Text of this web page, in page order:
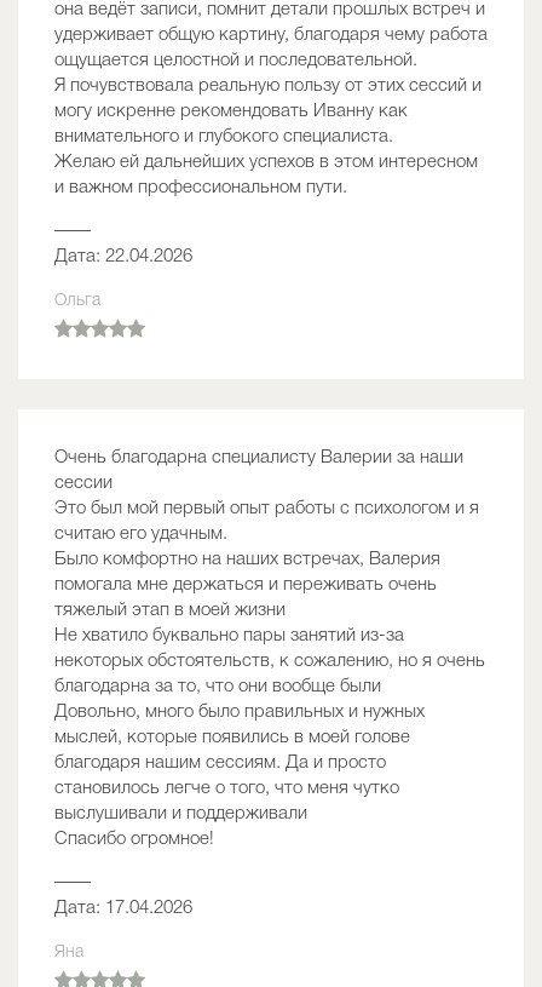
она ведёт записи, помнит детали прошлых встреч и
удерживает общую картину, благодаря чему работа
ощущается целостной и последовательной.
Я почувствовала реальную пользу от этих сессий и
могу искренне рекомендовать Иванну как
внимательного и глубокого специалиста.
Желаю ей дальнейших успехов в этом интересном
и важном профессиональном пути.
——
Дата: 22.04.2026
Ольга
Очень благодарна специалисту Валерии за наши
сессии
Это был мой первый опыт работы с психологом и я
считаю его удачным.
Было комфортно на наших встречах, Валерия
помогала мне держаться и переживать очень
тяжелый этап в моей жизни
Не хватило буквально пары занятий из-за
некоторых обстоятельств, к сожалению, но я очень
благодарна за то, что они вообще были
Довольно, много было правильных и нужных
мыслей, которые появились в моей голове
благодаря нашим сессиям. Да и просто
становилось легче о того, что меня чутко
выслушивали и поддерживали
Спасибо огромное!
——
Дата: 17.04.2026
Яна